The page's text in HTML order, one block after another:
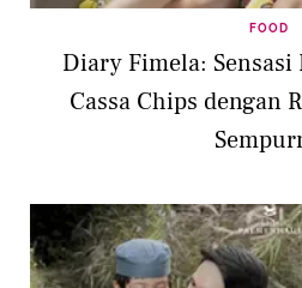
FOOD
Diary Fimela: Sensasi
Cassa Chips dengan